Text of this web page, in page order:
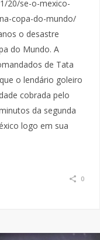
20/se-o-mexico-
copa-do-mundo/
o desastre
do Mundo. A
de Tata
o lendário goleiro
cobrada pelo
da segunda
logo em sua
0